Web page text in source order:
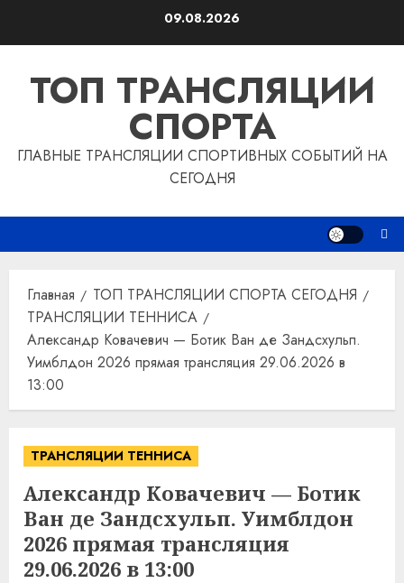
09.08.2026
ТОП ТРАНСЛЯЦИИ
СПОРТА
ГЛАВНЫЕ ТРАНСЛЯЦИИ СПОРТИВНЫХ СОБЫТИЙ НА
СЕГОДНЯ
Главная
ТОП ТРАНСЛЯЦИИ СПОРТА СЕГОДНЯ
ТРАНСЛЯЦИИ ТЕННИСА
Александр Ковачевич — Ботик Ван де Зандсхульп.
Уимблдон 2026 прямая трансляция 29.06.2026 в
13:00
ТРАНСЛЯЦИИ ТЕННИСА
Александр Ковачевич — Ботик
Ван де Зандсхульп. Уимблдон
2026 прямая трансляция
29.06.2026 в 13:00